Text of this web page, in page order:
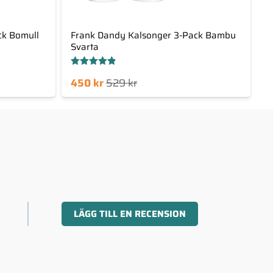
Bomull Frank Dandy Kalsonger 3-Pack Bambu
Svarta
4.80
529kr
Det
ursprungliga
450kr
Det
nuvarande
LÄGG TILL EN RECENSION